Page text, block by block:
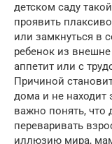
детском саду
проявить
или замкнуться в
ребенок из внешне
аппетит или с
Причиной
дома и не находит
важно понять, что
переваривать
иллюзию мира,